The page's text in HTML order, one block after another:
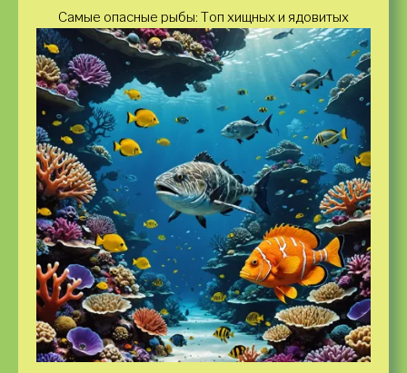
Самые опасные рыбы: Топ хищных и ядовитых